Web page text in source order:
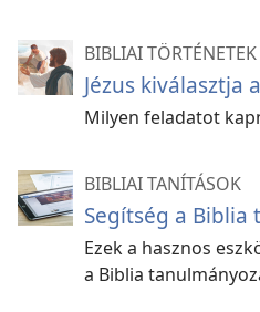
BIBLIAI
Jézus kiválasztja
Milyen feladatot
BIBLIAI TANÍTÁSOK
Segítség a
Ezek a hasznos
a Biblia